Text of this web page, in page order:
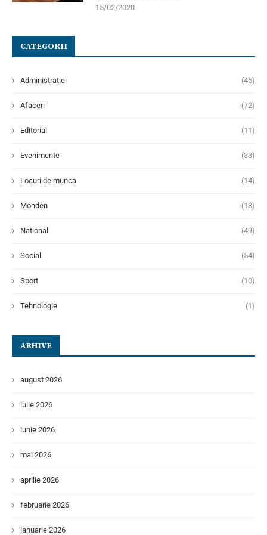
15/02/2020
CATEGORII
Administratie (45)
Afaceri (72)
Editorial (11)
Evenimente (33)
Locuri de munca (14)
Monden (13)
National (49)
Social (54)
Sport (10)
Tehnologie (1)
ARHIVE
august 2026
iulie 2026
iunie 2026
mai 2026
aprilie 2026
februarie 2026
ianuarie 2026